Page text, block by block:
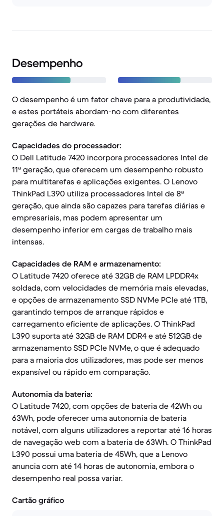
Desempenho
O desempenho é um fator chave para a produtividade,
e estes portáteis abordam-no com diferentes
gerações de hardware.
Capacidades do processador:
O Dell Latitude 7420 incorpora processadores Intel de
11ª geração, que oferecem um desempenho robusto
para multitarefas e aplicações exigentes. O Lenovo
ThinkPad L390 utiliza processadores Intel de 8ª
geração, que ainda são capazes para tarefas diárias e
empresariais, mas podem apresentar um
desempenho inferior em cargas de trabalho mais
intensas.
Capacidades de RAM e armazenamento:
O Latitude 7420 oferece até 32GB de RAM LPDDR4x
soldada, com velocidades de memória mais elevadas,
e opções de armazenamento SSD NVMe PCIe até 1TB,
garantindo tempos de arranque rápidos e
carregamento eficiente de aplicações. O ThinkPad
L390 suporta até 32GB de RAM DDR4 e até 512GB de
armazenamento SSD PCIe NVMe, o que é adequado
para a maioria dos utilizadores, mas pode ser menos
expansível ou rápido em comparação.
Autonomia da bateria:
O Latitude 7420, com opções de bateria de 42Wh ou
63Wh, pode oferecer uma autonomia de bateria
notável, com alguns utilizadores a reportar até 16 horas
de navegação web com a bateria de 63Wh. O ThinkPad
L390 possui uma bateria de 45Wh, que a Lenovo
anuncia com até 14 horas de autonomia, embora o
desempenho real possa variar.
Cartão gráfico